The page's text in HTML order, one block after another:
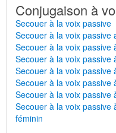
Conjugaison à
Secouer à la voix passive
Secouer à la voix passive
Secouer à la voix passive
Secouer à la voix passive
Secouer à la voix passive
Secouer à la voix passive
Secouer à la voix
Secouer à la voix passive
féminin